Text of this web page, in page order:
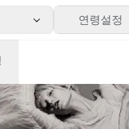
연령설정